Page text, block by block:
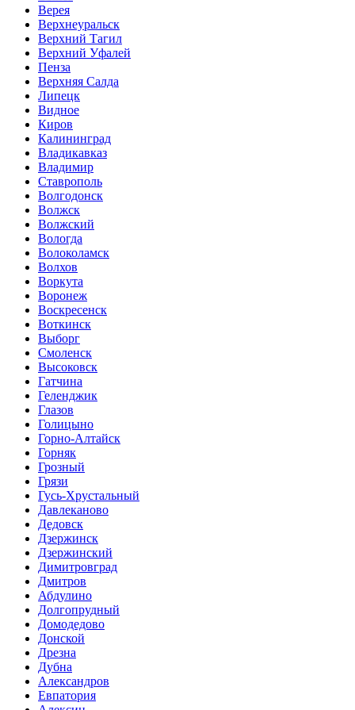
Верея
Верхнеуральск
Верхний Тагил
Верхний Уфалей
Пенза
Верхняя Салда
Липецк
Видное
Киров
Калининград
Владикавказ
Владимир
Ставрополь
Волгодонск
Волжск
Волжский
Вологда
Волоколамск
Волхов
Воркута
Воронеж
Воскресенск
Воткинск
Выборг
Смоленск
Высоковск
Гатчина
Геленджик
Глазов
Голицыно
Горно-Алтайск
Горняк
Грозный
Грязи
Гусь-Хрустальный
Давлеканово
Дедовск
Дзержинск
Дзержинский
Димитровград
Дмитров
Абдулино
Долгопрудный
Домодедово
Донской
Дрезна
Дубна
Александров
Евпатория